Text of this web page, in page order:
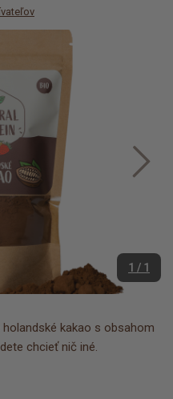
1 / 1
kakao s obsahom
chcieť nič iné.